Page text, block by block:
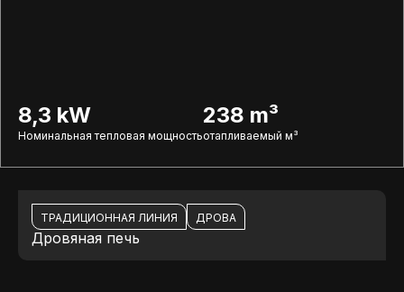
8,3 kW
Номинальная тепловая мощность
238 m³
отапливаемый м³
ТРАДИЦИОННАЯ ЛИНИЯ ДРОВА
Дровяная печь